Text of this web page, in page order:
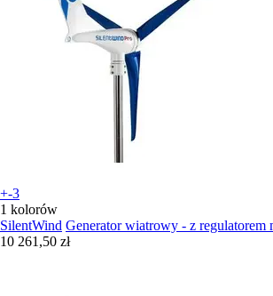
+-3
1 kolorów
SilentWind Generator wiatrowy - z regulatorem
10 261,50 zł